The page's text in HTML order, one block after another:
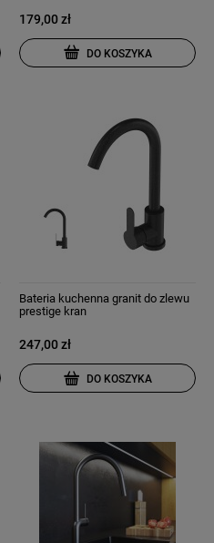
179,00 zł
DO KOSZYKA
Bateria kuchenna granit do zlewu
prestige kran
247,00 zł
DO KOSZYKA